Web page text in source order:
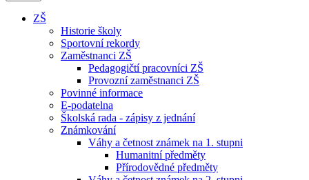
ZŠ
Historie školy
Sportovní rekordy
Zaměstnanci ZŠ
Pedagogičtí pracovníci ZŠ
Provozní zaměstnanci ZŠ
Povinné informace
E-podatelna
Školská rada - zápisy z jednání
Známkování
Váhy a četnost známek na 1. stupni
Humanitní předměty
Přírodovědné předměty